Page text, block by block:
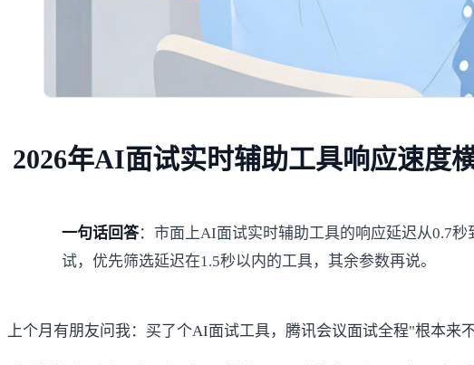
2026年AI面试实时辅助工具响应速度
一句话回答：市面上AI面试实时辅助工具的响应延迟从0.7
试，优先筛选延迟在1.5秒以内的工具，其余参数再说。
上个月有朋友问我：买了个AI面试工具，腾讯会议面试全程"根本来